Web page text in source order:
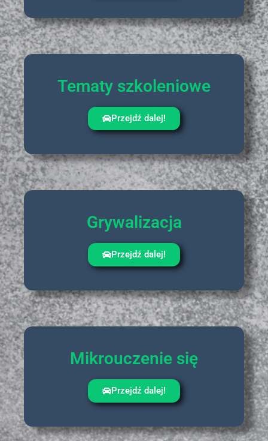
Tematy szkoleniowe
Przejdź dalej!
Grywalizacja
Przejdź dalej!
Mikrouczenie się
Przejdź dalej!